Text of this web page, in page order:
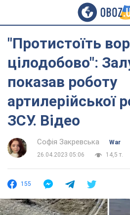
"Протистоїть
цілодобово":
показав роботу
артилерійської
ЗСУ. Відео
Софія Закревська
War
26.04.2023 05:06
14,5 т.
155